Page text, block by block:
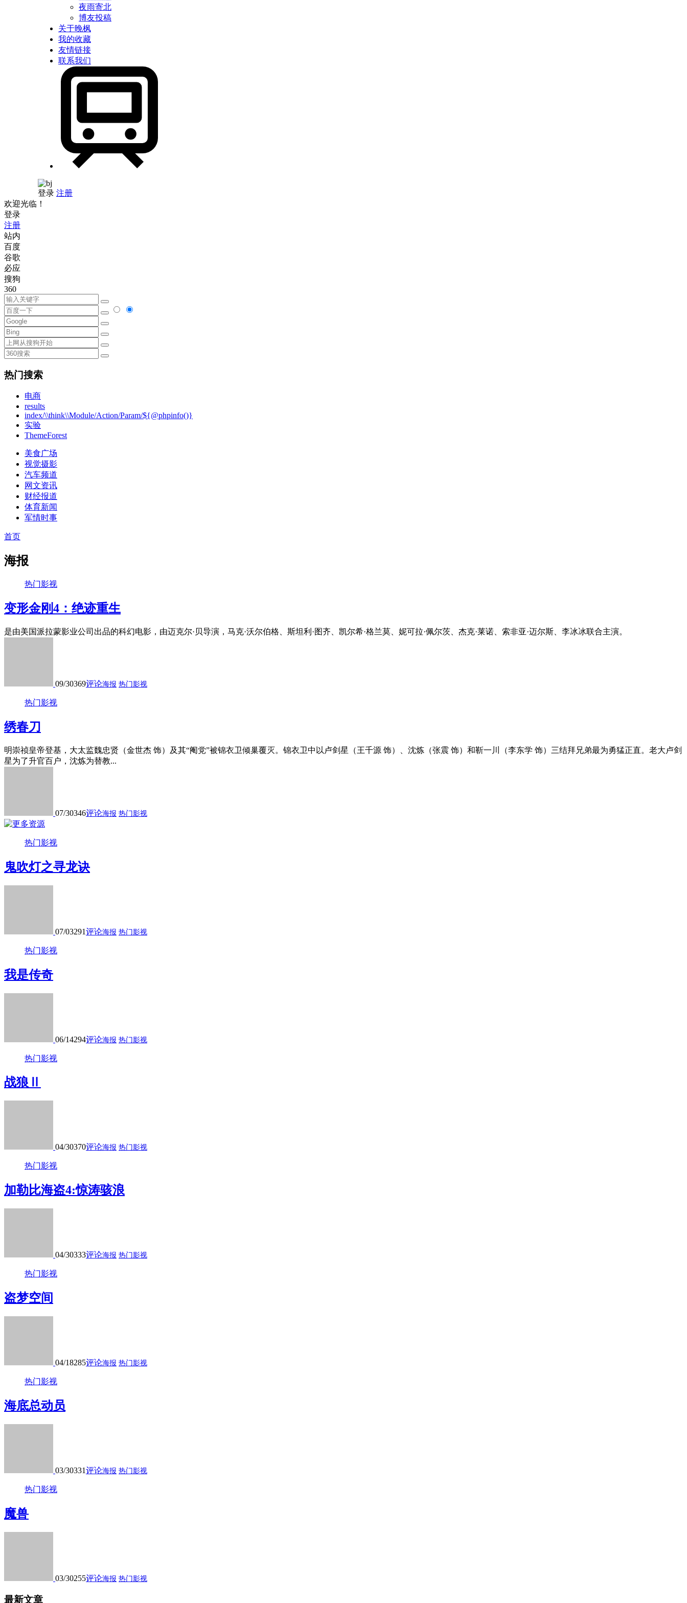
夜雨寄北
博友投稿
关于晚枫
我的收藏
友情链接
联系我们
登录 注册
欢迎光临！
登录
注册
站内
百度
谷歌
必应
搜狗
360
热门搜索
电商
results
index/\\think\\Module/Action/Param/${@phpinfo()}
实验
ThemeForest
美食广场
视觉摄影
汽车频道
网文资讯
财经报道
体育新闻
军情时事
首页
海报
热门影视
变形金刚4：绝迹重生
是由美国派拉蒙影业公司出品的科幻电影，由迈克尔·贝导演，马克·沃尔伯格、斯坦利·图齐、凯尔希·格兰莫、妮可拉·佩尔茨、杰克·莱诺、索非亚·迈尔斯、李冰冰联合主演。
09/30369评论海报 热门影视
热门影视
绣春刀
明崇祯皇帝登基，大太监魏忠贤（金世杰 饰）及其“阉党”被锦衣卫倾巢覆灭。锦衣卫中以卢剑星（王千源 饰）、沈炼（张震 饰）和靳一川（李东学 饰）三结拜兄弟最为勇猛正直。老大卢剑
星为了升官百户，沈炼为替教...
07/30346评论海报 热门影视
热门影视
鬼吹灯之寻龙诀
07/03291评论海报 热门影视
热门影视
我是传奇
06/14294评论海报 热门影视
热门影视
战狼Ⅱ
04/30370评论海报 热门影视
热门影视
加勒比海盗4:惊涛骇浪
04/30333评论海报 热门影视
热门影视
盗梦空间
04/18285评论海报 热门影视
热门影视
海底总动员
03/30331评论海报 热门影视
热门影视
魔兽
03/30255评论海报 热门影视
最新文章